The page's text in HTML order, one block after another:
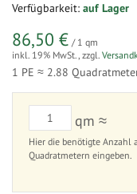
Verfügbarkeit: auf Lager
86,50 € / 1 qm
inkl. 19% MwSt., zzgl.
1 PE ≈ 2.88
qm ≈
Hier die benötigte Anzahl
Quadratmetern eingeben.